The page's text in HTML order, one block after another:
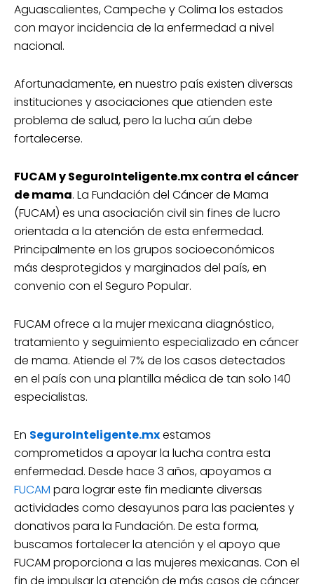
Aguascalientes, Campeche y Colima los estados
con mayor incidencia de la enfermedad a nivel
nacional.
Afortunadamente, en nuestro país existen diversas
instituciones y asociaciones que atienden este
problema de salud, pero la lucha aún debe
fortalecerse.
FUCAM y SeguroInteligente.mx contra el cáncer
de mama. La Fundación del Cáncer de Mama
(FUCAM) es una asociación civil sin fines de lucro
orientada a la atención de esta enfermedad.
Principalmente en los grupos socioeconómicos
más desprotegidos y marginados del país, en
convenio con el Seguro Popular.
FUCAM ofrece a la mujer mexicana diagnóstico,
tratamiento y seguimiento especializado en cáncer
de mama. Atiende el 7% de los casos detectados
en el país con una plantilla médica de tan solo 140
especialistas.
En SeguroInteligente.mxestamos
comprometidos a apoyar la lucha contra esta
enfermedad. Desde hace 3 años, apoyamos a
FUCAM para lograr este fin mediante diversas
actividades como desayunos para las pacientes y
donativos para la Fundación. De esta forma,
buscamos fortalecer la atención y el apoyo que
FUCAM proporciona a las mujeres mexicanas. Con el
fin de impulsar la atención de más casos de cáncer